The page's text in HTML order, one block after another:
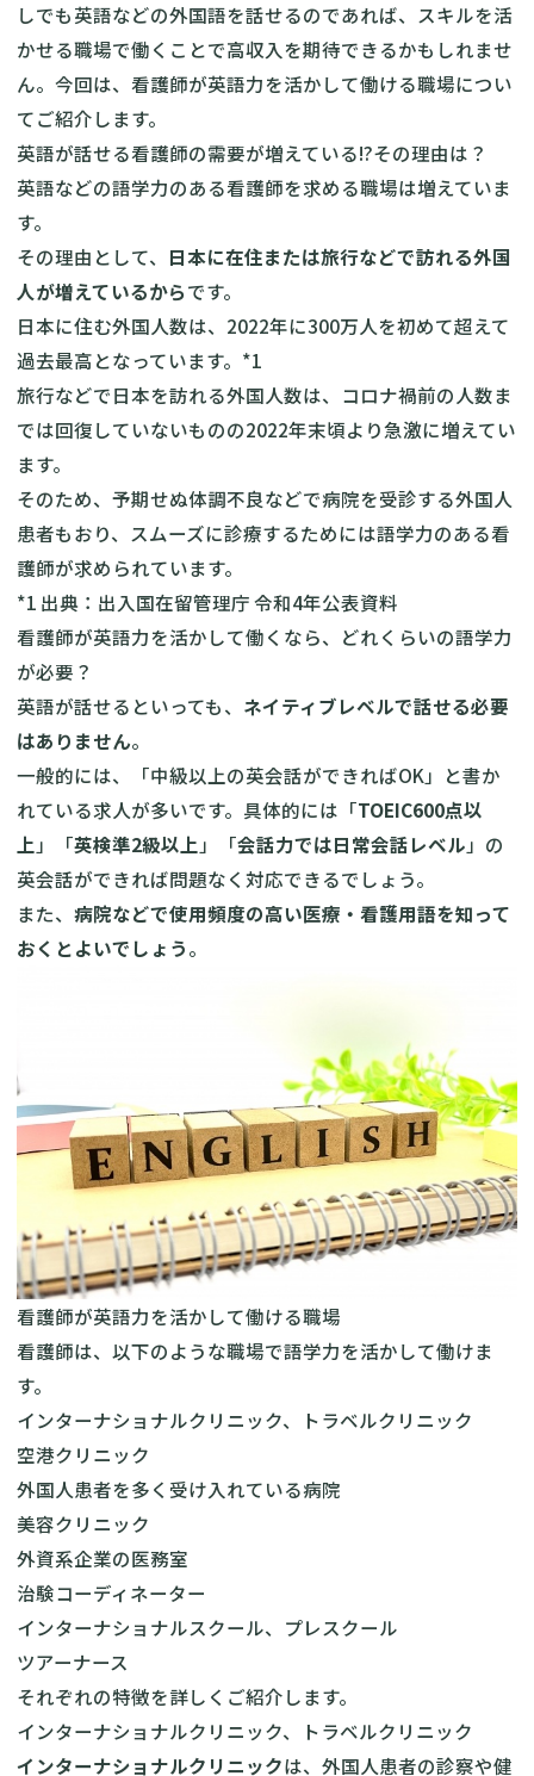
しでも英語などの外国語を話せるのであれば、スキルを活
かせる職場で働くことで高収入を期待できるかもしれませ
ん。今回は、看護師が英語力を活かして働ける職場につい
てご紹介します。
英語が話せる看護師の需要が増えている!?その理由は？
英語などの語学力のある看護師を求める職場は増えていま
す。
その理由として、 日本に在住または旅行などで訪れる外国
人が増えているからです。
日本に住む外国人数は、2022年に300万人を初めて超えて
過去最高となっています。*1
旅行などで日本を訪れる外国人数は、コロナ禍前の人数ま
では回復していないものの2022年末頃より急激に増えてい
ます。
そのため、予期せぬ体調不良などで病院を受診する外国人
患者もおり、スムーズに診療するためには語学力のある看
護師が求められています。
*1 出典：出入国在留管理庁 令和4年公表資料
看護師が英語力を活かして働くなら、どれくらいの語学力
が必要？
英語が話せるといっても、 ネイティブレベルで話せる必要
はありません。
一般的には、「中級以上の英会話ができればOK」と書か
れている求人が多いです。具体的には「TOEIC600点以
上 」「英検準2級以上 」「会話力では日常会話レベル 」の
英会話ができれば問題なく対応できるでしょう。
また、 病院などで使用頻度の高い医療・看護用語を知って
おくとよいでしょう。
看護師が英語力を活かして働ける職場
看護師は、以下のような職場で語学力を活かして働けま
す。
インターナショナルクリニック、トラベルクリニック
空港クリニック
外国人患者を多く受け入れている病院
美容クリニック
外資系企業の医務室
治験コーディネーター
インターナショナルスクール、プレスクール
ツアーナース
それぞれの特徴を詳しくご紹介します。
インターナショナルクリニック、トラベルクリニック
インターナショナルクリニックは、外国人患者の診察や健